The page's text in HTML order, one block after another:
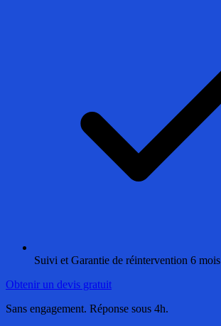
Suivi et Garantie de réintervention 6 mois
Obtenir un devis gratuit
Sans engagement. Réponse sous 4h.